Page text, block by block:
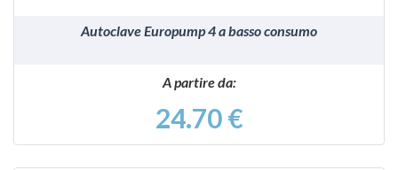
Autoclave Europump 4 a basso consumo
A partire da:
24.70 €